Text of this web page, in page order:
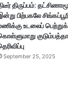
திருப்பம்:
பிற்பகலே
உடலைப் பெற்றுக்
September 25, 2025